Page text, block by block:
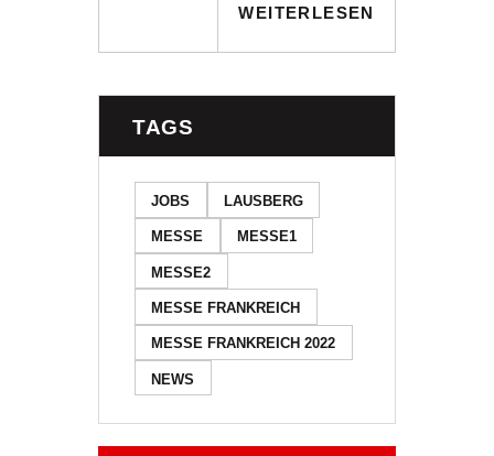
WEITERLESEN
TAGS
JOBS LAUSBERG
MESSE MESSE1
MESSE2
MESSE FRANKREICH
MESSE FRANKREICH 2022
NEWS